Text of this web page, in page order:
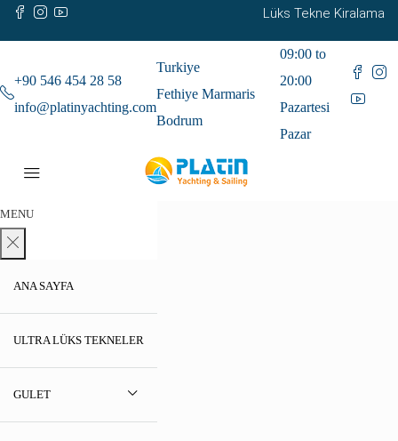
Lüks Tekne Kiralama
+90 546 454 28 58
info@platinyachting.com
Turkiye
Fethiye Marmaris
Bodrum
09:00 to
20:00
Pazartesi
Pazar
MENU
ANA SAYFA
ULTRA LÜKS TEKNELER
GULET